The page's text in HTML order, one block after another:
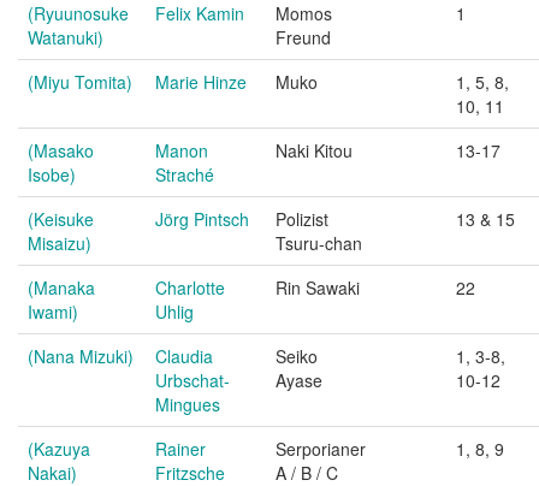
(Ryuunosuke
Watanuki)
Felix Kamin
Momos
Freund
1
(Miyu Tomita) Marie Hinze Muko
1, 5, 8,
10, 11
(Masako
Isobe)
Manon
Straché
Naki Kitou 13-17
(Keisuke
Misaizu)
Jörg Pintsch
Polizist
Tsuru-chan
13 & 15
(Manaka
Iwami)
Charlotte
Uhlig
Rin Sawaki 22
(Nana Mizuki)
Claudia
Urbschat-
Mingues
Seiko
Ayase
1, 3-8,
10-12
(Kazuya
Nakai)
Rainer
Fritzsche
Serporianer
A / B / C
1, 8, 9